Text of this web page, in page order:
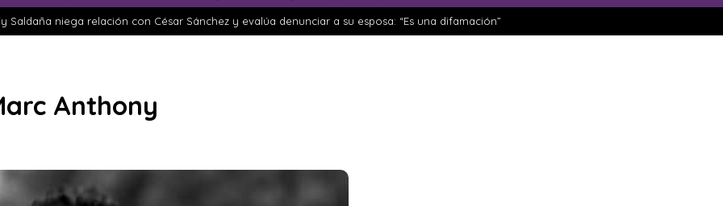
Saldaña niega relación con César Sánchez y evalúa denunciar a su esposa: “Es una difamación”
Anthony